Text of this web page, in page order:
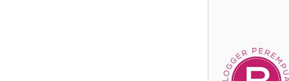
►April (4)